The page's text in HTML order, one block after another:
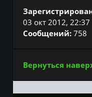
03 окт 2012, 22:37
Сообщений: 758
Вернуться